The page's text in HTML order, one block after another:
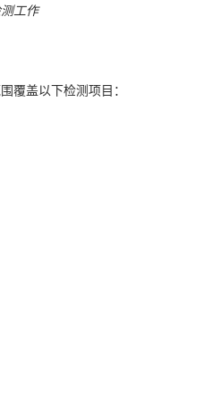
工作
覆盖以下检测项目：